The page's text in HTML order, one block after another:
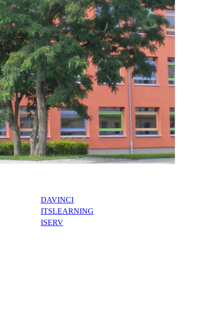
DAVINCI
ITSLEARNING
ISERV